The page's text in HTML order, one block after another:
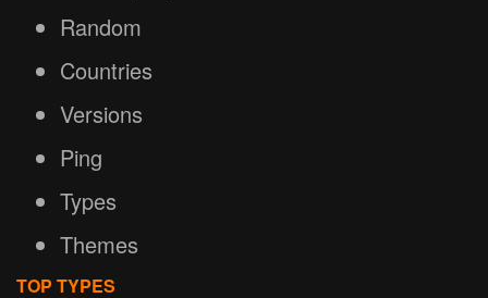
Random
Countries
Versions
Ping
Types
Themes
TOP TYPES